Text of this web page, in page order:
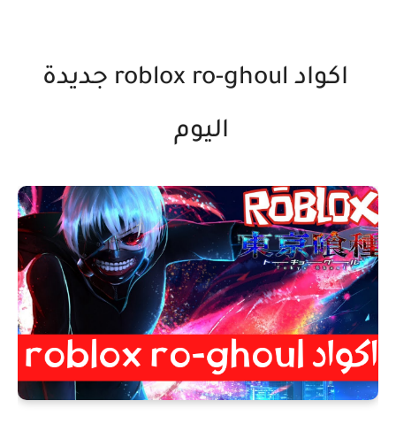
اكواد roblox ro-ghoul جديدة
اليوم